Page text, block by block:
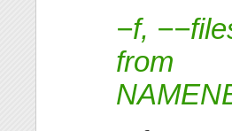
−f,
from